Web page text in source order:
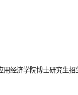
用经济学院博士研究生